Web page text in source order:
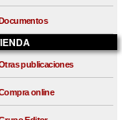
publicaciones
online